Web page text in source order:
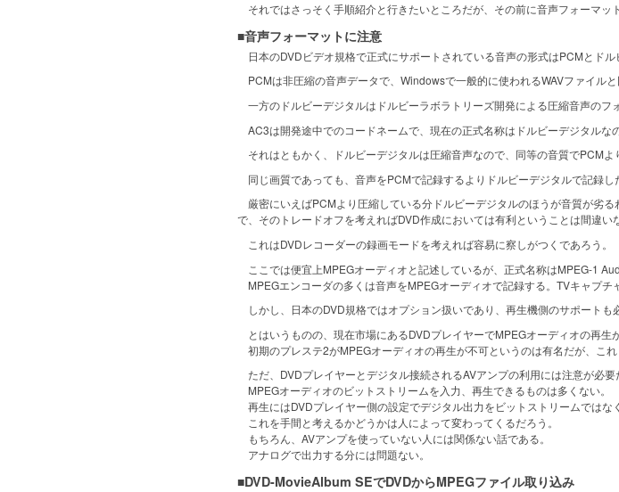
それではさっそく手順紹介と行きたいところだが、その前に音声フォーマッ
■音声フォーマットに注意
日本のDVDビデオ規格で正式にサポートされている音声の形式はPCMとドル
PCMは非圧縮の音声データで、Windowsで一般的に使われるWAVファイル
一方のドルビーデジタルはドルビーラボラトリーズ開発による圧縮音声のフ
AC3は開発途中でのコードネームで、現在の正式名称はドルビーデジタルな
それはともかく、ドルビーデジタルは圧縮音声なので、同等の音質でPCM
同じ画質であっても、音声をPCMで記録するよりドルビーデジタルで記録
厳密にいえばPCMより圧縮している分ドルビーデジタルのほうが音質が劣
で、そのトレードオフを考えればDVD作成においては有利ということは間違い
これはDVDレコーダーの録画モードを考えれば容易に察しがつくであろう
ここでは便宜上MPEGオーディオと記述しているが、正式名称はMPEG-1
MPEGエンコーダの多くは音声をMPEGオーディオで記録する。TVキャプチ
しかし、日本のDVD規格ではオプション扱いであり、再生機側のサポートも
とはいうものの、現在市場にあるDVDプレイヤーでMPEGオーディオの再生
初期のプレステ2がMPEGオーディオの再生が不可というのは有名だが、こ
ただ、DVDプレイヤーとデジタル接続されるAVアンプの利用には注意が必要
MPEGオーディオのビットストリームを入力、再生できるものは多くない。
再生にはDVDプレイヤー側の設定でデジタル出力をビットストリームではな
これを手間と考えるかどうかは人によって変わってくるだろう。
もちろん、AVアンプを使っていない人には関係ない話である。
アナログで出力する分には問題ない。
■DVD-MovieAlbum SEでDVDからMPEGファイル取り込み